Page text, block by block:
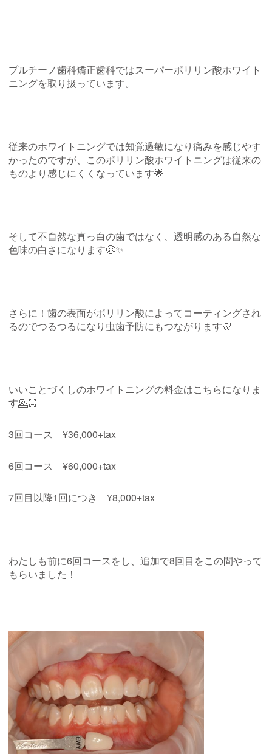
プルチーノ歯科矯正歯科ではスーパーポリリン酸ホワイト
ニングを取り扱っています。
従来のホワイトニングでは知覚過敏になり痛みを感じやす
かったのですが、このポリリン酸ホワイトニングは従来の
ものより感じにくくなっています🌟
そして不自然な真っ白の歯ではなく、透明感のある自然な
色味の白さになります😬✨
さらに！歯の表面がポリリン酸によってコーティングされ
るのでつるつるになり虫歯予防にもつながります🦷
いいことづくしのホワイトニングの料金はこちらになりま
す💁🏻
3回コース ¥36,000+tax
6回コース ¥60,000+tax
7回目以降1回につき ¥8,000+tax
わたしも前に6回コースをし、追加で8回目をこの間やって
もらいました！